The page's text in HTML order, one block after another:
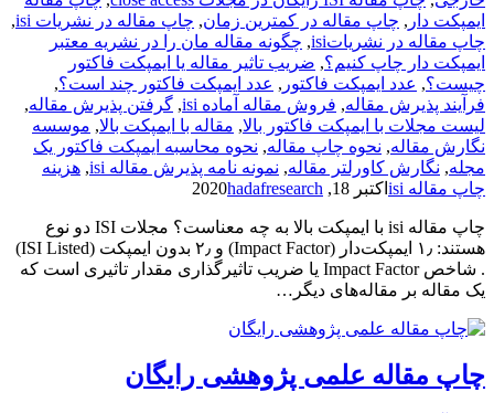
ایمپکت دار , چاپ مقاله در کمترین زمان, چاپ مقاله در نشریات isi
,
چاپ مقاله در نشریاتisi
, چگونه مقاله مان را در نشریه معتبر
ایمپکت دار چاپ کنیم؟, ضریب تاثیر مقاله یا ایمپکت فاکتور
چیست؟, عدد ایمپکت فاکتور , عدد ایمپکت فاکتور چند است؟,
فرآیند پذیرش مقاله, فروش مقاله آماده isi , گرفتن پذیرش مقاله,
لیست مجلات با ایمپکت فاکتور بالا, مقاله با ایمپکت بالا, موسسه
نگارش مقاله, نحوه چاپ مقاله, نحوه محاسبه ایمپکت فاکتور یک
مجله, نگارش کاورلتر مقاله, نمونه نامه پذیرش مقاله isi , هزینه
چاپ مقاله isi
اکتبر 18, 2020 hadafresearch
چاپ مقاله isi با ایمپکت بالا به چه معناست؟ مجلات ISI دو نوع
هستند: ۱٫ ایمپکت‌دار (Impact Factor) و ۲٫ بدون ایمپکت (ISI Listed)
. شاخص Impact Factor یا ضریب تاثیرگذاری مقدار تاثیری است که
یک مقاله بر مقاله‌های دیگر…
چاپ مقاله علمی پژوهشی رایگان